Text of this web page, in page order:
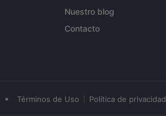
Nuestro blog
Contacto
• Términos de Uso Política de privacidad